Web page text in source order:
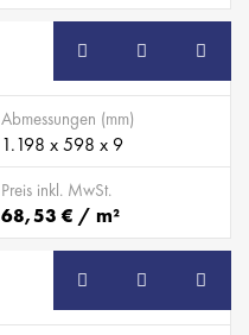
Abmessungen (mm)
1.198 x 598 x 9
Preis inkl. MwSt.
68,53 € / m²